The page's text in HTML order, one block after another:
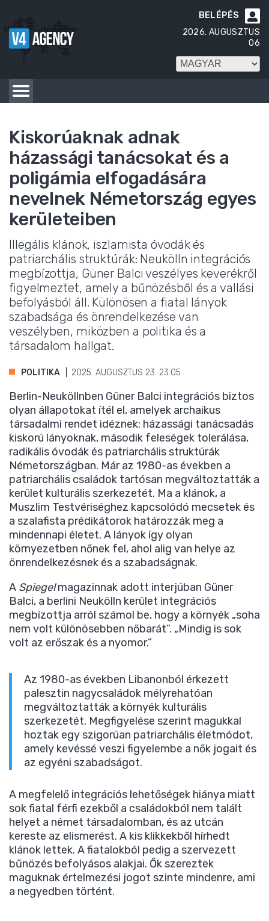

BELÉPÉS
2026. AUGUSZTUS
06
Kiskorúaknak adnak
házassági tanácsokat és a
poligámia elfogadására
nevelnek Németország egyes
kerületeiben
Illegális klánok, iszlamista óvodák és
patriarchális struktúrák: Neukölln integrációs
megbízottja, Güner Balci veszélyes keverékről
figyelmeztet, amely a bűnözésből és a vallási
befolyásból áll. Különösen a fiatal lányok
szabadsága és önrendelkezése van
veszélyben, miközben a politika és a
társadalom hallgat.
POLITIKA 2025. AUGUSZTUS 23. 23:05
Berlin-Neuköllnben Güner Balci integrációs biztos
olyan állapotokat ítél el, amelyek archaikus
társadalmi rendet idéznek: házassági tanácsadás
kiskorú lányoknak, második feleségek tolerálása,
radikális óvodák és patriarchális struktúrák
Németországban. Már az 1980-as években a
patriarchális családok tartósan megváltoztatták a
kerület kulturális szerkezetét. Ma a klánok, a
Muszlim Testvériséghez kapcsolódó mecsetek és
a szalafista prédikátorok határozzák meg a
mindennapi életet. A lányok így olyan
környezetben nőnek fel, ahol alig van helye az
önrendelkezésnek és a szabadságnak.
A Spiegelmagazinnak adott interjúban Güner
Balci, a berlini Neukölln kerület integrációs
megbízottja arról számol be, hogy a környék „soha
nem volt különösebben nőbarát”. „Mindig is sok
volt az erőszak és a nyomor.”
Az 1980-as években Libanonból érkezett
palesztin nagycsaládok mélyrehatóan
megváltoztatták a környék kulturális
szerkezetét. Megfigyelése szerint magukkal
hoztak egy szigorúan patriarchális életmódot,
amely kevéssé veszi figyelembe a nők jogait és
az egyéni szabadságot.
A megfelelő integrációs lehetőségek hiánya miatt
sok fiatal férfi ezekből a családokból nem talált
helyet a német társadalomban, és az utcán
kereste az elismerést. A kis klikkekből hírhedt
klánok lettek. A fiatalokból pedig a szervezett
bűnözés befolyásos alakjai. Ők szereztek
maguknak értelmezési jogot szinte mindenre, ami
a negyedben történt.